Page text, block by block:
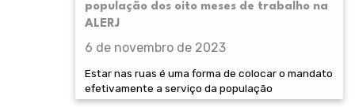
população dos oito meses de trabalho na
ALERJ
6 de novembro de 2023
Estar nas ruas é uma forma de colocar o mandato
efetivamente a serviço da população